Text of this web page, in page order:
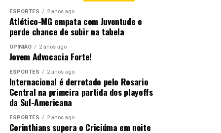
ESPORTES 2 anos ago
Atlético-MG empata com Juventude e
perde chance de subir na tabela
OPINIÃO 2 anos ago
Jovem Advocacia Forte!
ESPORTES 2 anos ago
Internacional é derrotado pelo Rosario
Central na primeira partida dos playoffs
da Sul-Americana
ESPORTES 2 anos ago
Corinthians supera o Criciúma em noite